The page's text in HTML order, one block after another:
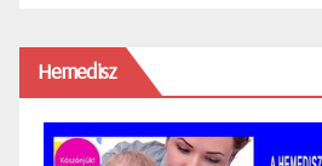
Hemedisz